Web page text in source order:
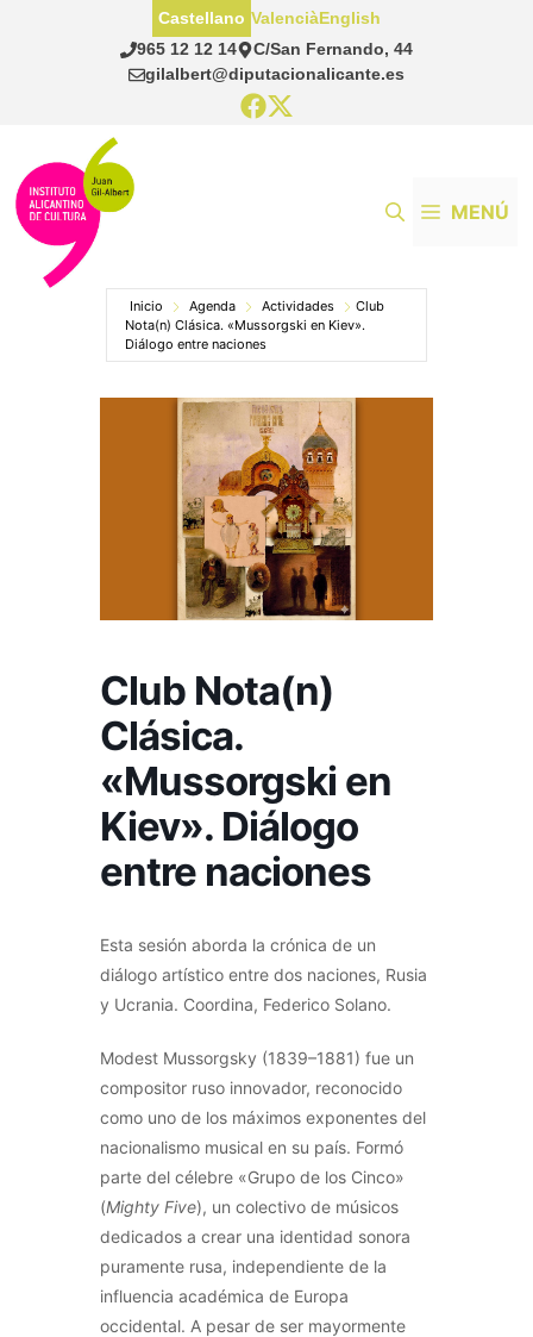
965 12 12 14
C/San Fernando, 44
gilalbert@diputacionalicante.es
Castellano ValenciàEnglish
MENÚ
Inicio Agenda Actividades
Club
Nota(n) Clásica. «Mussorgski en Kiev».
Diálogo entre naciones
Club Nota(n)
Clásica.
«Mussorgski en
Kiev». Diálogo
entre naciones
Esta sesión aborda la crónica de un
diálogo artístico entre dos naciones, Rusia
y Ucrania. Coordina, Federico Solano.
Modest Mussorgsky (1839–1881) fue un
compositor ruso innovador, reconocido
como uno de los máximos exponentes del
nacionalismo musical en su país. Formó
parte del célebre «Grupo de los Cinco»
(Mighty Five), un colectivo de músicos
dedicados a crear una identidad sonora
puramente rusa, independiente de la
influencia académica de Europa
occidental. A pesar de ser mayormente